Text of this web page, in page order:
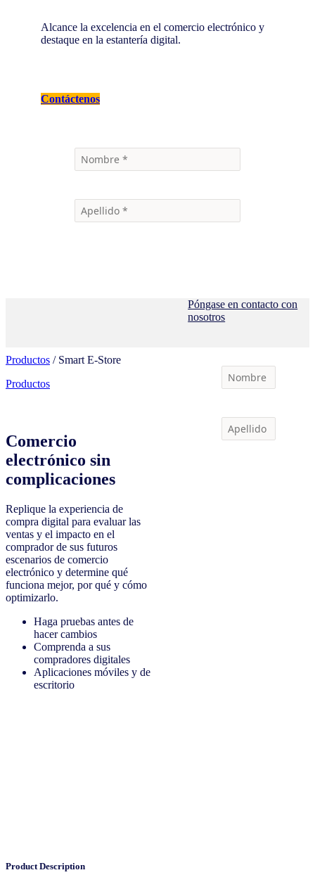
Alcance la excelencia en el comercio electrónico y
destaque en la estantería digital.
Contáctenos
Productos / Smart E-Store
Productos
Póngase en contacto con
nosotros
Comercio
electrónico sin
complicaciones
Replique la experiencia de
compra digital para evaluar las
ventas y el impacto en el
comprador de sus futuros
escenarios de comercio
electrónico y determine qué
funciona mejor, por qué y cómo
optimizarlo.
Haga pruebas antes de
hacer cambios
Comprenda a sus
compradores digitales
Aplicaciones móviles y de
escritorio
Product Description